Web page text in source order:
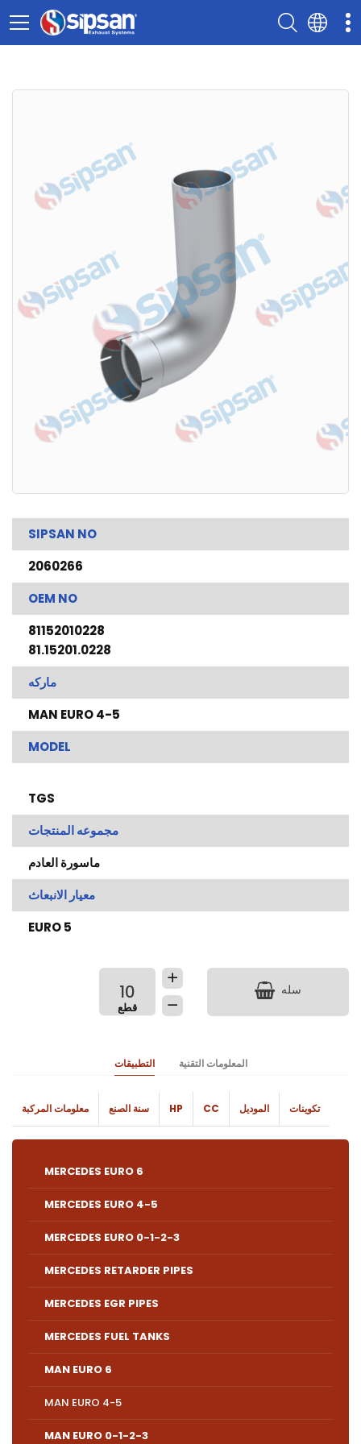
SIPSAN NO
2060266
OEM NO
81152010228
81.15201.0228
ماركه
MAN EURO 4-5
MODEL
TGS
مجموعه المنتجات
ماسورة العادم
معيار الانبعاث
EURO 5
سله
التطبيقات المعلومات التقنية
معلومات المركبة سنة الصنع HP CC الموديل تكوينات
MERCEDES EURO 6
MERCEDES EURO 4-5
MERCEDES EURO 0-1-2-3
MERCEDES RETARDER PIPES
MERCEDES EGR PIPES
MERCEDES FUEL TANKS
MAN EURO 6
MAN EURO 4-5
MAN EURO 0-1-2-3